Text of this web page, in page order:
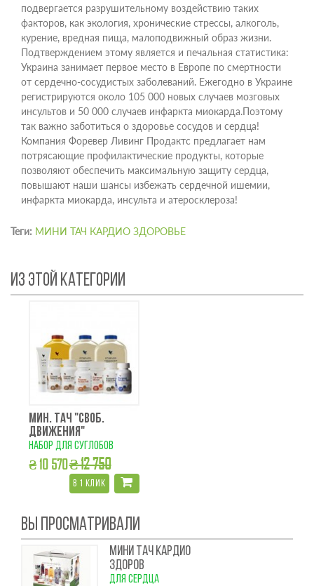
подвергается разрушительному воздействию таких
факторов, как экология, хронические стрессы, алкоголь,
курение, вредная пища, малоподвижный образ жизни.
Подтверждением этому является и печальная статистика:
Украина занимает первое место в Европе по смертности
от сердечно-сосудистых заболеваний. Ежегодно в Украине
регистрируются около 105 000 новых случаев мозговых
инсультов и 50 000 случаев инфаркта миокарда.Поэтому
так важно заботиться о здоровье сосудов и сердца!
Компания Форевер Ливинг Продактс предлагает нам
потрясающие профилактические продукты, которые
позволяют обеспечить максимальную защиту сердца,
повышают наши шансы избежать сердечной ишемии,
инфаркта миокарда, инсульта и атеросклероза!
Теги: МИНИ ТАЧ КАРДИО ЗДОРОВЬЕ
ИЗ ЭТОЙ КАТЕГОРИИ
МИН. ТАЧ "СВОБ.
ДВИЖЕНИЯ"
набор для суглобов
₴ 10 570₴ 12 750
в 1 клик
ВЫ ПРОСМАТРИВАЛИ
МИНИ ТАЧ КАРДИО
ЗДОРОВ
для сердца